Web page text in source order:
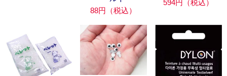
88円（税込）
594円（税込）